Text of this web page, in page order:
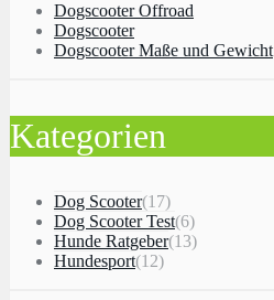
Dogscooter Offroad
Dogscooter
Dogscooter Maße und Gewicht
Kategorien
Dog Scooter(17)
Dog Scooter Test(6)
Hunde Ratgeber(13)
Hundesport(12)